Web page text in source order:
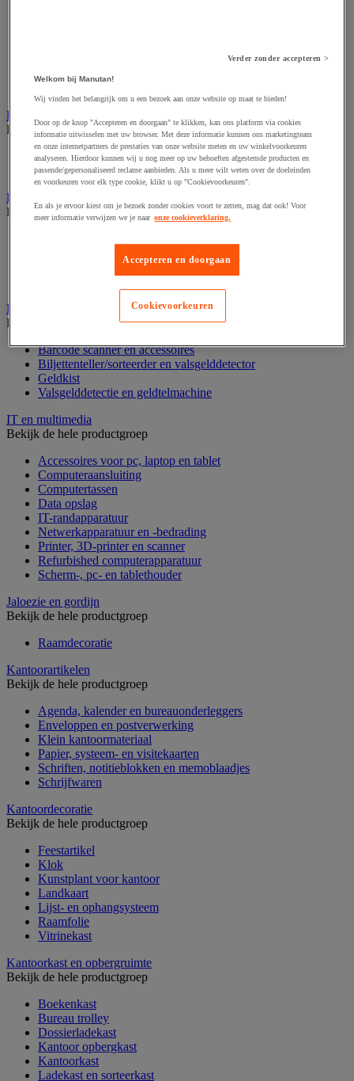
Studioverlichting en accessoires
Bewegwijzering en aanduidingsborden
Bekijk de hele productgroep
Deurnaambord
Pictogram
Folderrek en -houder
Bekijk de hele productgroep
Tafel folderstandaard
Inname en beheer van geld
Bekijk de hele productgroep
Barcode scanner en accessoires
Biljettenteller/sorteerder en valsgelddetector
Geldkist
Valsgelddetectie en geldtelmachine
IT en multimedia
Bekijk de hele productgroep
Accessoires voor pc, laptop en tablet
Computeraansluiting
Computertassen
Data opslag
IT-randapparatuur
Netwerkapparatuur en -bedrading
Printer, 3D-printer en scanner
Refurbished computerapparatuur
Scherm-, pc- en tablethouder
Jaloezie en gordijn
Bekijk de hele productgroep
Raamdecoratie
Kantoorartikelen
Bekijk de hele productgroep
Agenda, kalender en bureauonderleggers
Enveloppen en postverwerking
Klein kantoormateriaal
Papier, systeem- en visitekaarten
Schriften, notitieblokken en memoblaadjes
Schrijfwaren
Kantoordecoratie
Bekijk de hele productgroep
Feestartikel
Klok
Kunstplant voor kantoor
Landkaart
Lijst- en ophangsysteem
Raamfolie
Vitrinekast
Kantoorkast en opbergruimte
Bekijk de hele productgroep
Boekenkast
Bureau trolley
Dossierladekast
Kantoor opbergkast
Kantoorkast
Ladekast en sorteerkast
Verder zonder accepteren >
Welkom bij Manutan!
Wij vinden het belangrijk om u een bezoek aan onze website op maat te bieden!
Door op de knop "Accepteren en doorgaan" te klikken, kan ons platform via cookies
informatie uitwisselen met uw browser. Met deze informatie kunnen ons marketingteam
en onze internetpartners de prestaties van onze website meten en uw winkelvoorkeuren
analyseren. Hierdoor kunnen wij u nog meer op uw behoeften afgestemde producten en
passende/gepersonaliseerd reclame aanbieden. Als u meer wilt weten over de doeleinden
en voorkeuren voor elk type cookie, klikt u op "Cookievoorkeuren".
En als je ervoor kiest om je bezoek zonder cookies voort te zetten, mag dat ook! Voor
meer informatie verwijzen we je naar onze cookieverklaring.
Accepteren en doorgaan
Cookievoorkeuren